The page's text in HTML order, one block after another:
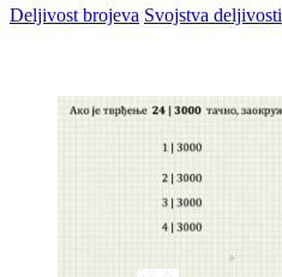
Deljivost brojeva Svojstva deljivosti